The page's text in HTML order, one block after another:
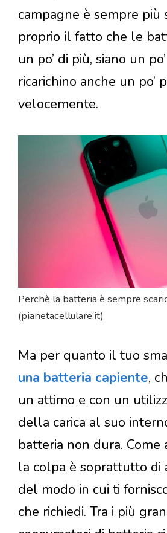
campagne è sempre più
proprio il fatto che le
un po’ di più, siano un
ricarichino anche un po’
velocemente.
Perchè la batteria è sempre
(pianetacellulare.it)
Ma per quanto il tuo
una batteria capiente,
un attimo e con un
della carica al suo
batteria non dura. Come
la colpa è soprattutto di
del modo in cui ti
che richiedi. Tra i più